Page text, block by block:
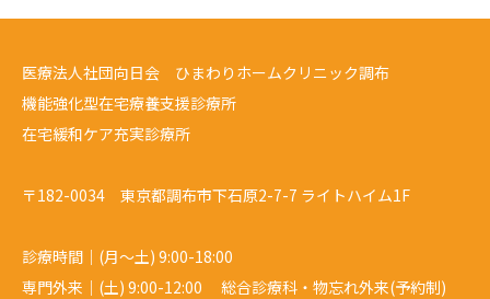
医療法人社団向日会 ひまわりホームクリニック調布
機能強化型在宅療養支援診療所
在宅緩和ケア充実診療所
〒182-0034 東京都調布市下石原2-7-7 ライトハイム1F
診療時間｜(月～土) 9:00-18:00
専門外来｜(土) 9:00-12:00 総合診療科・物忘れ外来(予約制)